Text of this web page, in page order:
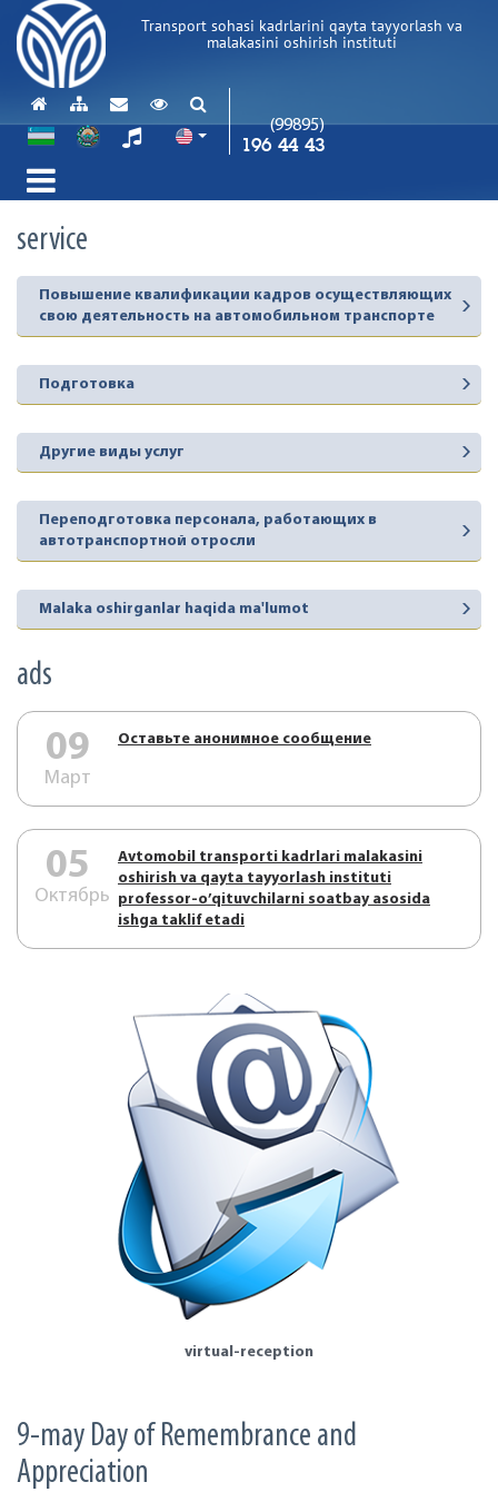
Transport sohasi kadrlarini qayta tayyorlash va
malakasini oshirish instituti
(99895)
196 44 43
service
Повышение квалификации кадров осуществляющих
свою деятельность на автомобильном транспорте
Подготовка
Другие виды услуг
Переподготовка персонала, работающих в
автотранспортной отросли
Malaka oshirganlar haqida ma'lumot
ads
09
Март
Оставьте анонимное сообщение
05
Октябрь
Аvtоmоbil trаnspоrti kаdrlаri mаlаkаsini
оshirish vа qаytа tаyyorlаsh instituti
prоfеssоr-o’qituvchilаrni sоаtbаy аsоsidа
ishgа tаklif etаdi
virtual-reception
9-may Day of Remembrance and
Appreciation